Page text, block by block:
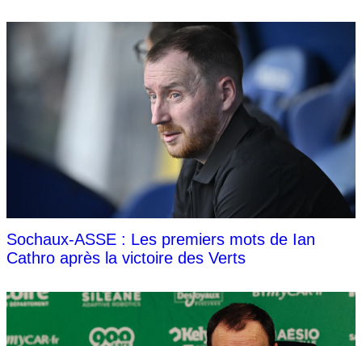
Sochaux-ASSE : Les premiers mots de Ian
Cathro après la victoire des Verts